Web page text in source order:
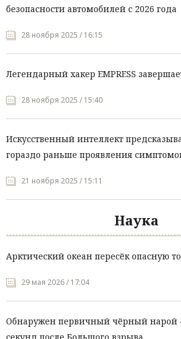
безопасности автомобилей с 2026 года
28 ноября 2025 / 16:15
Легендарный хакер EMPRESS
28 ноября 2025 / 15:40
Искусственный интеллект
гораздо раньше проявления
21 ноября 2025 / 15:11
Наука
Арктический океан пересёк опасную
29 мая 2026 / 17:04
Обнаружен первичный чёрный нарой